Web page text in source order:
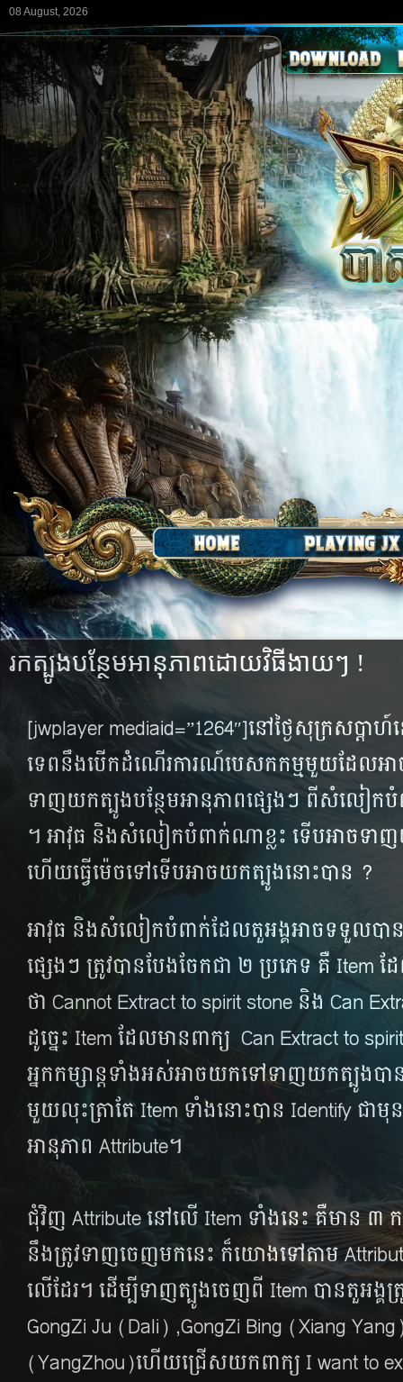
08 August, 2026
រក​ត្បូង​បន្ថែម​អានុភាព​ដោយ​វិធី​ងាយ​ៗ !
[jwplayer mediaid=”1264″]នៅ​ថ្ងៃ​សុក្រ​សប្ដា
ទេព​នឹង​​បើក​ដំណើរ​ការណ៍​​បេសកកម្ម​មួយ​ដែល​អាច​ឲ្យ​
ទាញ​យក​ត្បូង​បន្ថែម​អានុភាព​ផ្សេងៗ​​ ពី​សំលៀក​បំ
។ អាវុធ​ និង​សំលៀក​បំពាក់​ណា​ខ្លះ​ ទើប​អាច​ទា
ហើយ​ធ្វើ​ម៉េច​ទៅ​ទើប​អាច​​យក​ត្បូង​នោះ​បាន ?
អាវុធ និង​សំលៀក​បំពាក់​ដែលតួអង្គ​​អាច​ទទួល​បា
ផ្សេងៗ ត្រូវ​បាន​បែង​ចែក​ជា​ ២ ប្រភេទ​ គឺ​ Item
ថា Cannot Extract to spirit stone និង Can
ដូច្នេះ​ Item ដែល​មាន​ពាក្យ Can Extract to
អ្នក​កម្សាន្ត​ទាំង​អស់​អាច​យក​ទៅ​ទាញ​យក​ត្បូង​បា
មួយ​លុះ​ត្រា​តែ​ Item ទាំង​នោះ​បាន​ Identify ជ
អានុភាព Attribute។
ជុំ​វិញ​ Attribute នៅ​លើ​ Item ទាំង​នេះ គឺ​មាន​ ៣
នឹង​ត្រូវ​ទាញ​ចេញ​មក​នេះ ក៏​យោង​ទៅ​តាម​
លើ​ដែរ។​ ដើម្បី​ទាញ​ត្បូង​ចេញ​ពី Item បាន​តួអង្គ​ត្រូ
GongZi Ju (Dali) ,GongZi Bing (Xiang
(YangZhou)​ហើយជ្រើសយកពាក្យ​ I want to